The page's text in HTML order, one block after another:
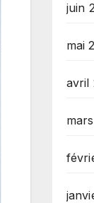
juin
mai
avril